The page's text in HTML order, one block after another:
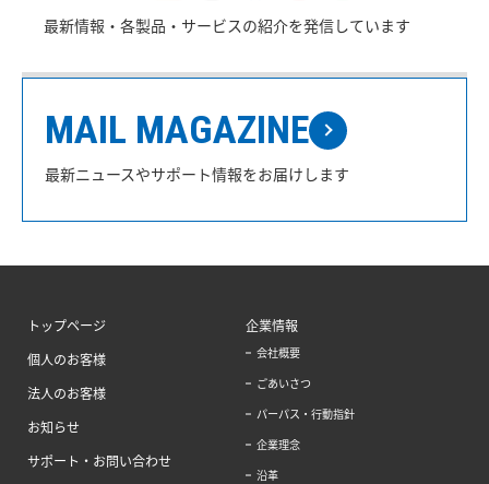
最新情報・各製品・サービスの紹介を発信しています
MAIL MAGAZINE
最新ニュースやサポート情報をお届けします
トップページ
個人のお客様
法人のお客様
お知らせ
サポート・お問い合わせ
企業情報
会社概要
ごあいさつ
パーパス・行動指針
企業理念
沿革